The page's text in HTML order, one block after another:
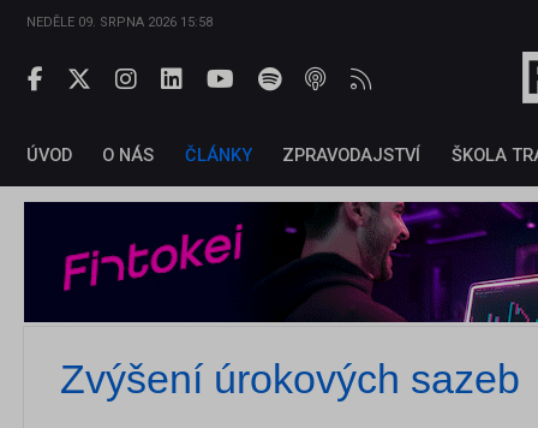
NEDĚLE 09. SRPNA 2026 15:58
ÚVOD O NÁS ČLÁNKY ZPRAVODAJSTVÍ ŠKOLA
Zvýšení úrokových sazeb